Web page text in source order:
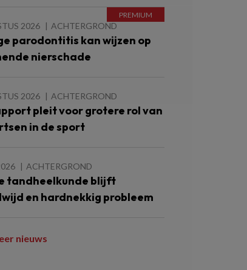
2026 ACHTERGROND
parodontitis kan wijzen op
nierschade
2026 ACHTERGROND
pleit voor grotere rol van
in de sport
ACHTERGROND
tandheelkunde blijft
en hardnekkig probleem
nieuws